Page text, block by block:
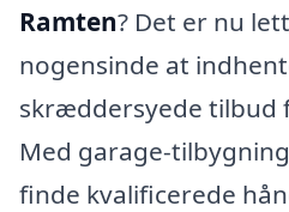
Ramten? Det er nu
nogensinde at
skræddersyede tilbud
Med garage-
finde kvalificerede